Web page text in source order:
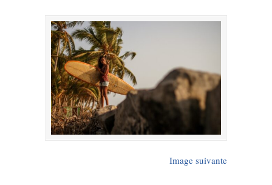
Image suivante